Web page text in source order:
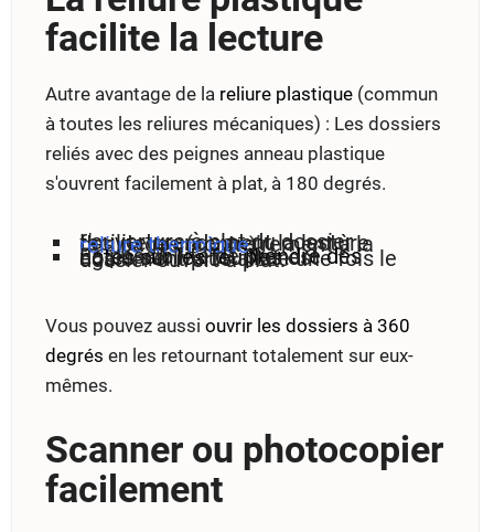
facilite la lecture
Autre avantage de la reliure plastique (commun
à toutes les reliures mécaniques) : Les dossiers
reliés avec des peignes anneau plastique
s'ouvrent facilement à plat, à 180 degrés.
L'ouverture à plat du dossier facilite grandement la lecture des pages (contrairement à la
reliure thermique).
La possibilité de
prendre des notes sur les feuilles
est également plus aisée une fois le dossier ouvert à plat.
Vous pouvez aussi ouvrir les dossiers à 360
degrés en les retournant totalement sur eux-
mêmes.
Scanner ou photocopier
facilement